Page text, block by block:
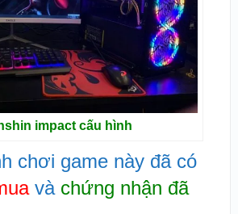
impact cấu hình
chơi game này đã có
và chứng nhận đã